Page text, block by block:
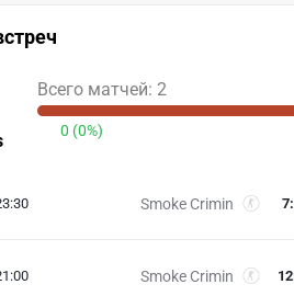
Всего матчей: 2
0 (0%)
Smoke Crimin 7:
Smoke Crimin 12